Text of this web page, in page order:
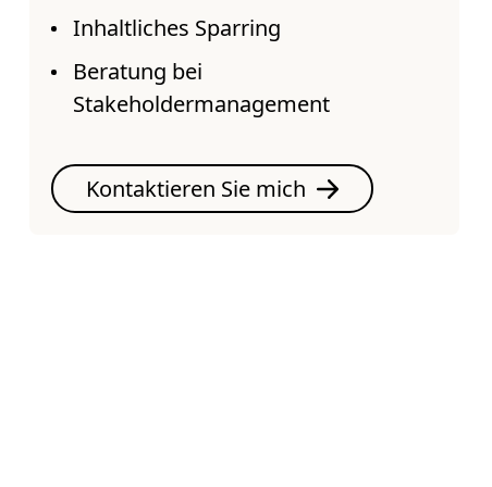
Inhaltliches Sparring
Beratung bei
Stakeholdermanagement
Kontaktieren Sie mich